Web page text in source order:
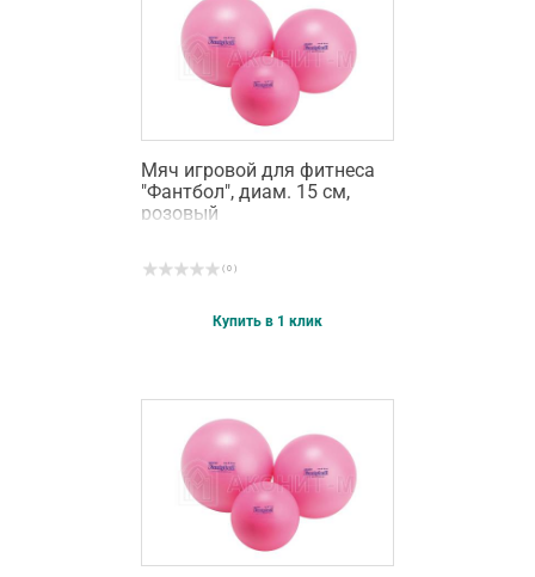
Мяч игровой для фитнеса
"Фантбол", диам. 15 см,
розовый
( 0 )
Купить в 1 клик